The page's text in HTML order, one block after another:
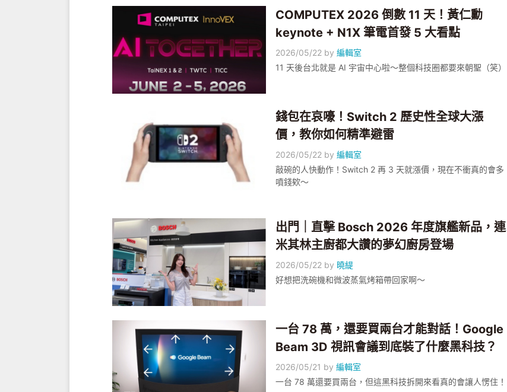
COMPUTEX 2026 倒數 11 天！黃仁勳
keynote + N1X 筆電首發 5 大看點
2026/05/22 by編輯室
11 天後台北就是 AI 宇宙中心啦～整個科技圈都要來朝聖（笑）
錢包在哀嚎！Switch 2 歷史性全球大漲
價，教你如何精準避雷
2026/05/22 by編輯室
敲碗的人快動作！Switch 2 再 3 天就漲價，現在不衝真的會多
噴錢欸～
出門｜直擊 Bosch 2026 年度旗艦新品，連
米其林主廚都大讚的夢幻廚房登場
2026/05/22 by 曉緹
好想把洗碗機和微波蒸氣烤箱帶回家啊～
一台 78 萬，還要買兩台才能對話！Google
Beam 3D 視訊會議到底裝了什麼黑科技？
2026/05/21 by編輯室
一台 78 萬還要買兩台，但這黑科技拆開來看真的會讓人愣住！